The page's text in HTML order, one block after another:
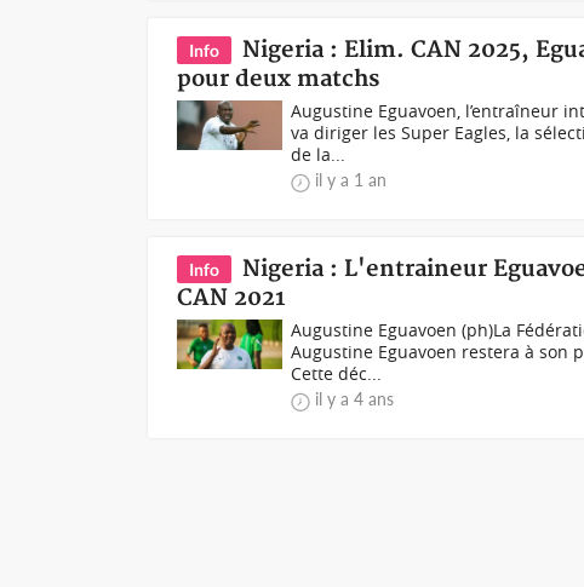
Info
Nigeria : Elim. CAN 2025,
pour deux matchs
Augustine Eguavoen, l’entraîneur
va diriger les Super Eagles, la
de la...
il y a 1 an
Info
Nigeria : L'entraineur
CAN 2021
Augustine Eguavoen (ph)La
Augustine Eguavoen restera à son
Cette déc...
il y a 4 ans